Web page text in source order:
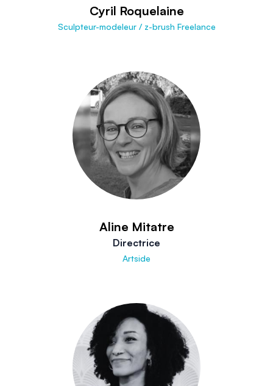
Cyril Roquelaine
Sculpteur-modeleur / z-brush Freelance
Aline Mitatre
Directrice
Artside